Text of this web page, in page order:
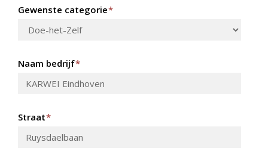
Gewenste categorie*
Naam bedrijf*
Straat*